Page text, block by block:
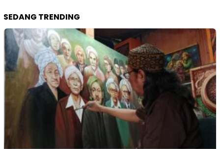
SEDANG TRENDING